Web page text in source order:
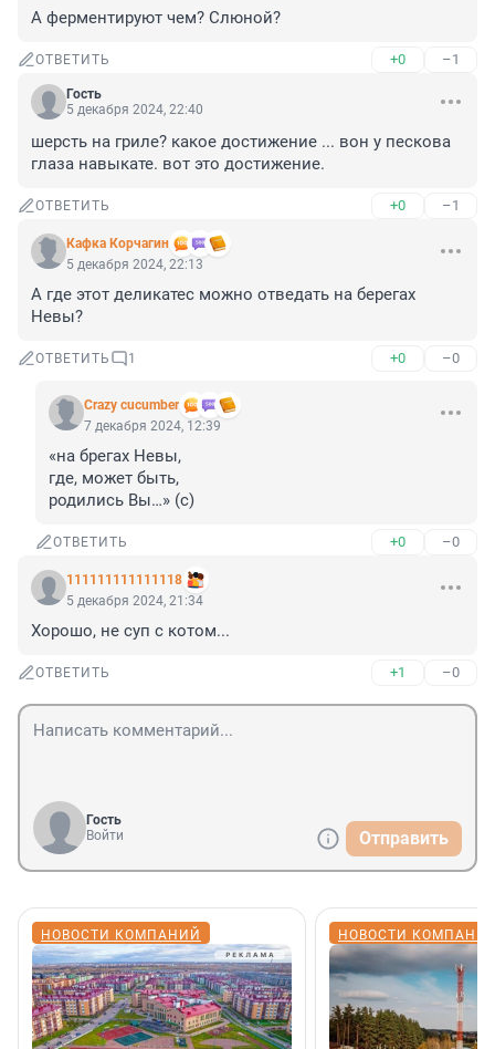
А ферментируют чем? Слюной?
ОТВЕТИТЬ +0 –1
Гость
5 декабря 2024, 22:40
шерсть на гриле? какое достижение ... вон у пескова
глаза навыкате. вот это достижение.
ОТВЕТИТЬ +0 –1
Кафка Корчагин
5 декабря 2024, 22:13
А где этот деликатес можно отведать на берегах
Невы?
ОТВЕТИТЬ 1 +0 –0
Crazy cucumber
7 декабря 2024, 12:39
«на брегах Невы,
где, может быть,
родились Вы…» (с)
ОТВЕТИТЬ +0 –0
111111111111118
5 декабря 2024, 21:34
Хорошо, не суп с котом...
ОТВЕТИТЬ +1 –0
Гость
Войти
Отправить
НОВОСТИ КОМПАНИЙ НОВОСТИ